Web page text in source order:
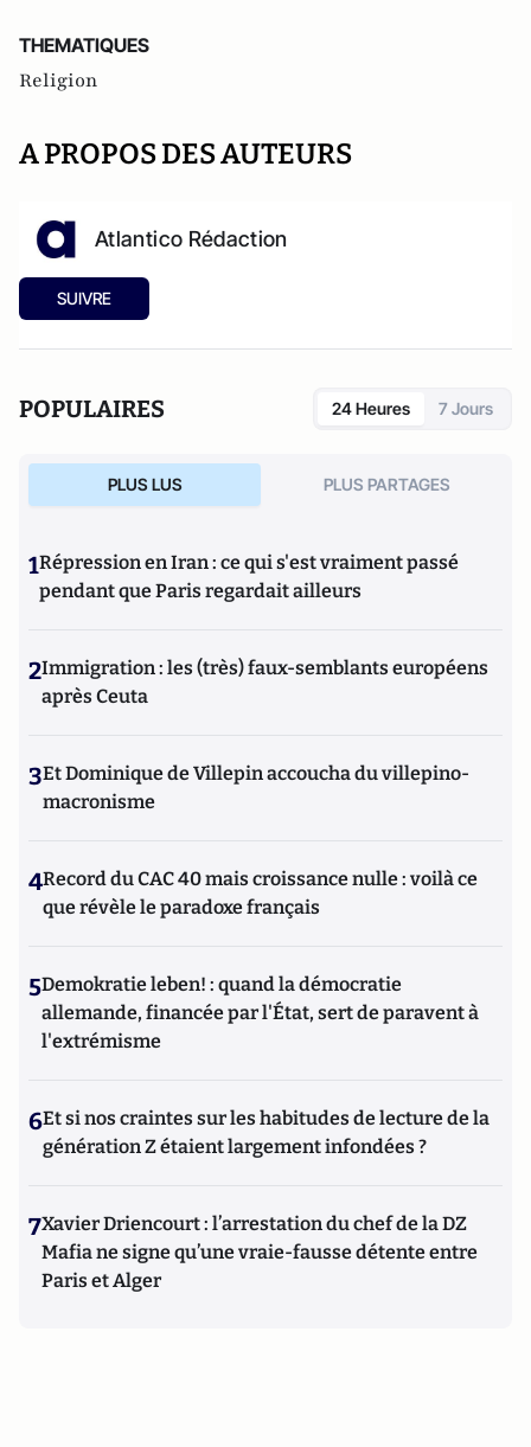
THEMATIQUES
Religion
A PROPOS DES AUTEURS
Atlantico Rédaction
SUIVRE
POPULAIRES 24 Heures 7 Jours
PLUS LUS PLUS PARTAGES
1Répression en Iran : ce qui s'est vraiment passé
pendant que Paris regardait ailleurs
2Immigration : les (très) faux-semblants européens
après Ceuta
3Et Dominique de Villepin accoucha du villepino-
macronisme
4Record du CAC 40 mais croissance nulle : voilà ce
que révèle le paradoxe français
5Demokratie leben! : quand la démocratie
allemande, financée par l'État, sert de paravent à
l'extrémisme
6Et si nos craintes sur les habitudes de lecture de la
génération Z étaient largement infondées ?
7Xavier Driencourt : l’arrestation du chef de la DZ
Mafia ne signe qu’une vraie-fausse détente entre
Paris et Alger